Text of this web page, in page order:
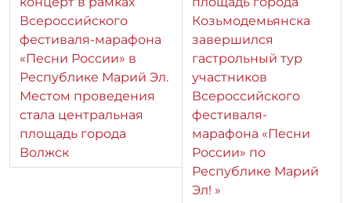
Всероссийского
фестиваля-марафона
«Песни России» в
Республике Марий Эл.
Местом проведения
стала центральная
площадь города
Волжск
Козьмодемьянска
завершился
гастрольный тур
участников
Всероссийского
фестиваля-
марафона «Песни
России» по
Республике Марий
Эл!